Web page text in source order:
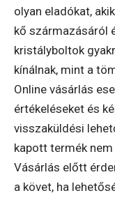
olyan eladókat,
kő származásáról
kristályboltok
kínálnak, mint a
Online vásárlás
értékeléseket és
visszaküldési
kapott termék
Vásárlás előtt
a követ, ha